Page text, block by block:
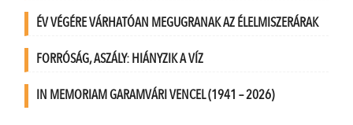
ÉV VÉGÉRE VÁRHATÓAN MEGUGRANAK AZ ÉLELMISZERÁRAK
FORRÓSÁG, ASZÁLY: HIÁNYZIK A VÍZ
IN MEMORIAM GARAMVÁRI VENCEL (1941 – 2026)